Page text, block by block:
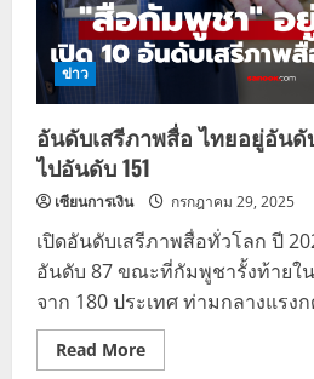
ข่าว
อันดับเสรีภาพสื่อ ไทยอยู่อัน
ไปอันดับ 151
เซียนการเงิน กรกฎาคม 29, 2025
เปิดอันดับเสรีภาพสื่อทั่วโลก ปี
อันดับ 87 ขณะที่กัมพูชารั้งท้ายใ
จาก 180 ประเทศ ท่ามกลางแรง
Read MoreRead
more